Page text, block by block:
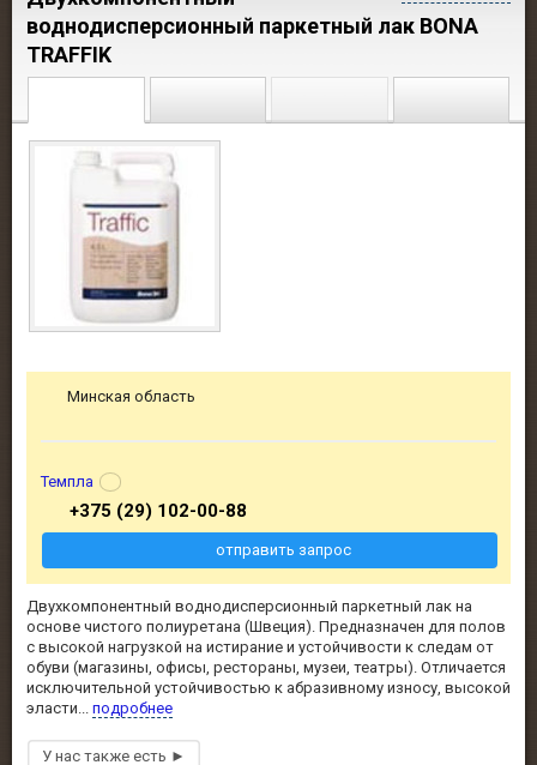
воднодисперсионный паркетный лак BONA
TRAFFIK
Двухкомпонентный воднодисперсионный паркетный лак на
основе чистого полиуретана (Швеция). Предназначен для полов
с высокой нагрузкой на истирание и устойчивости к следам от
обуви (магазины, офисы, рестораны, музеи, театры). Отличается
исключительной устойчивостью к абразивному износу, высокой
эласти... подробнее
Минская область
Темпла
+375 (29) 102-00-88
отправить запрос